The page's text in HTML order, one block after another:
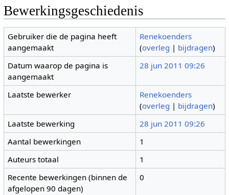
Bewerkingsgeschiedenis
Gebruiker die de pagina heeft
aangemaakt
Renekoenders
(overleg | bijdragen)
Datum waarop de pagina is
aangemaakt
28 jun 2011 09:26
Laatste bewerker
Renekoenders
(overleg | bijdragen)
Laatste bewerking
28 jun 2011 09:26
Aantal bewerkingen
1
Auteurs totaal
1
Recente bewerkingen (binnen de
afgelopen 90 dagen)
0